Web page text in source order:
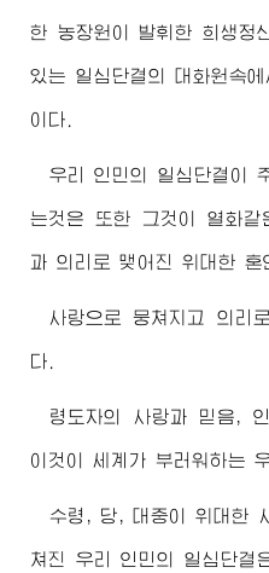
한 농장원이 발휘한 희생정
있는 일심단결의 대화원속
이다.
우리 인민의 일심단결이
는것은 또한 그것이 열화
과 의리로 맺어진 위대한 혼
사랑으로 뭉쳐지고 의리
다.
령도자의 사랑과 믿음,
이것이 세계가 부러워하는
수령 , 당, 대중이위대한
쳐진 우리 인민의 일심단결